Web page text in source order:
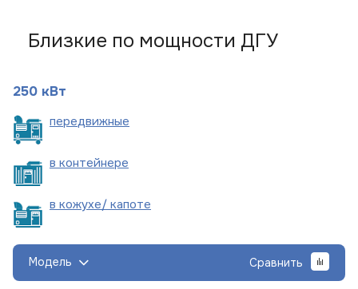
Близкие по мощности ДГУ
250 кВт
передвижные
в контейнере
в кожухе/ капоте
Модель Сравнить